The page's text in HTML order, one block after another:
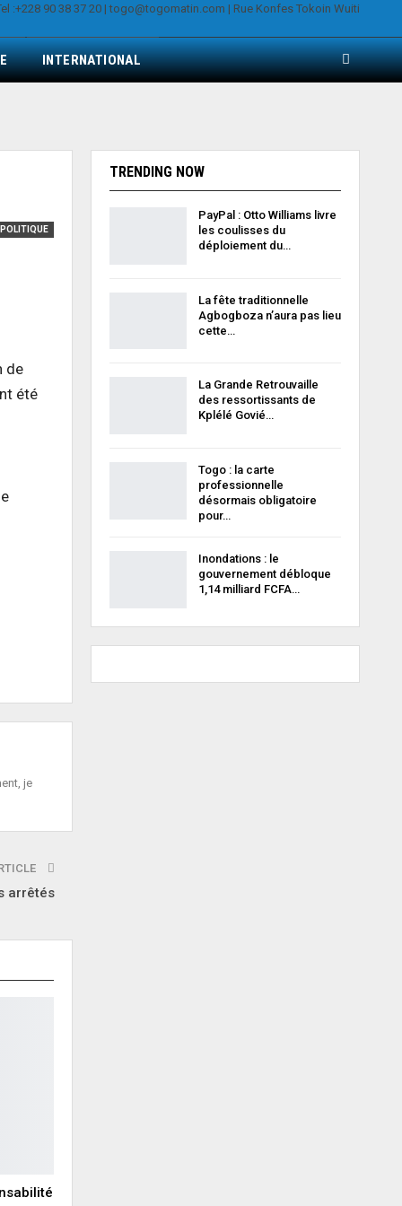
INTERNATIONAL
POLITIQUE
de
été
je
arrêtés
TRENDING NOW
PayPal : Otto Williams livre
les coulisses du
déploiement du…
La fête traditionnelle
Agbogboza n’aura pas lieu
cette…
La Grande Retrouvaille
des ressortissants de
Kplélé Govié…
Togo : la carte
professionnelle
désormais obligatoire
pour…
Inondations : le
gouvernement débloque
1,14 milliard FCFA…